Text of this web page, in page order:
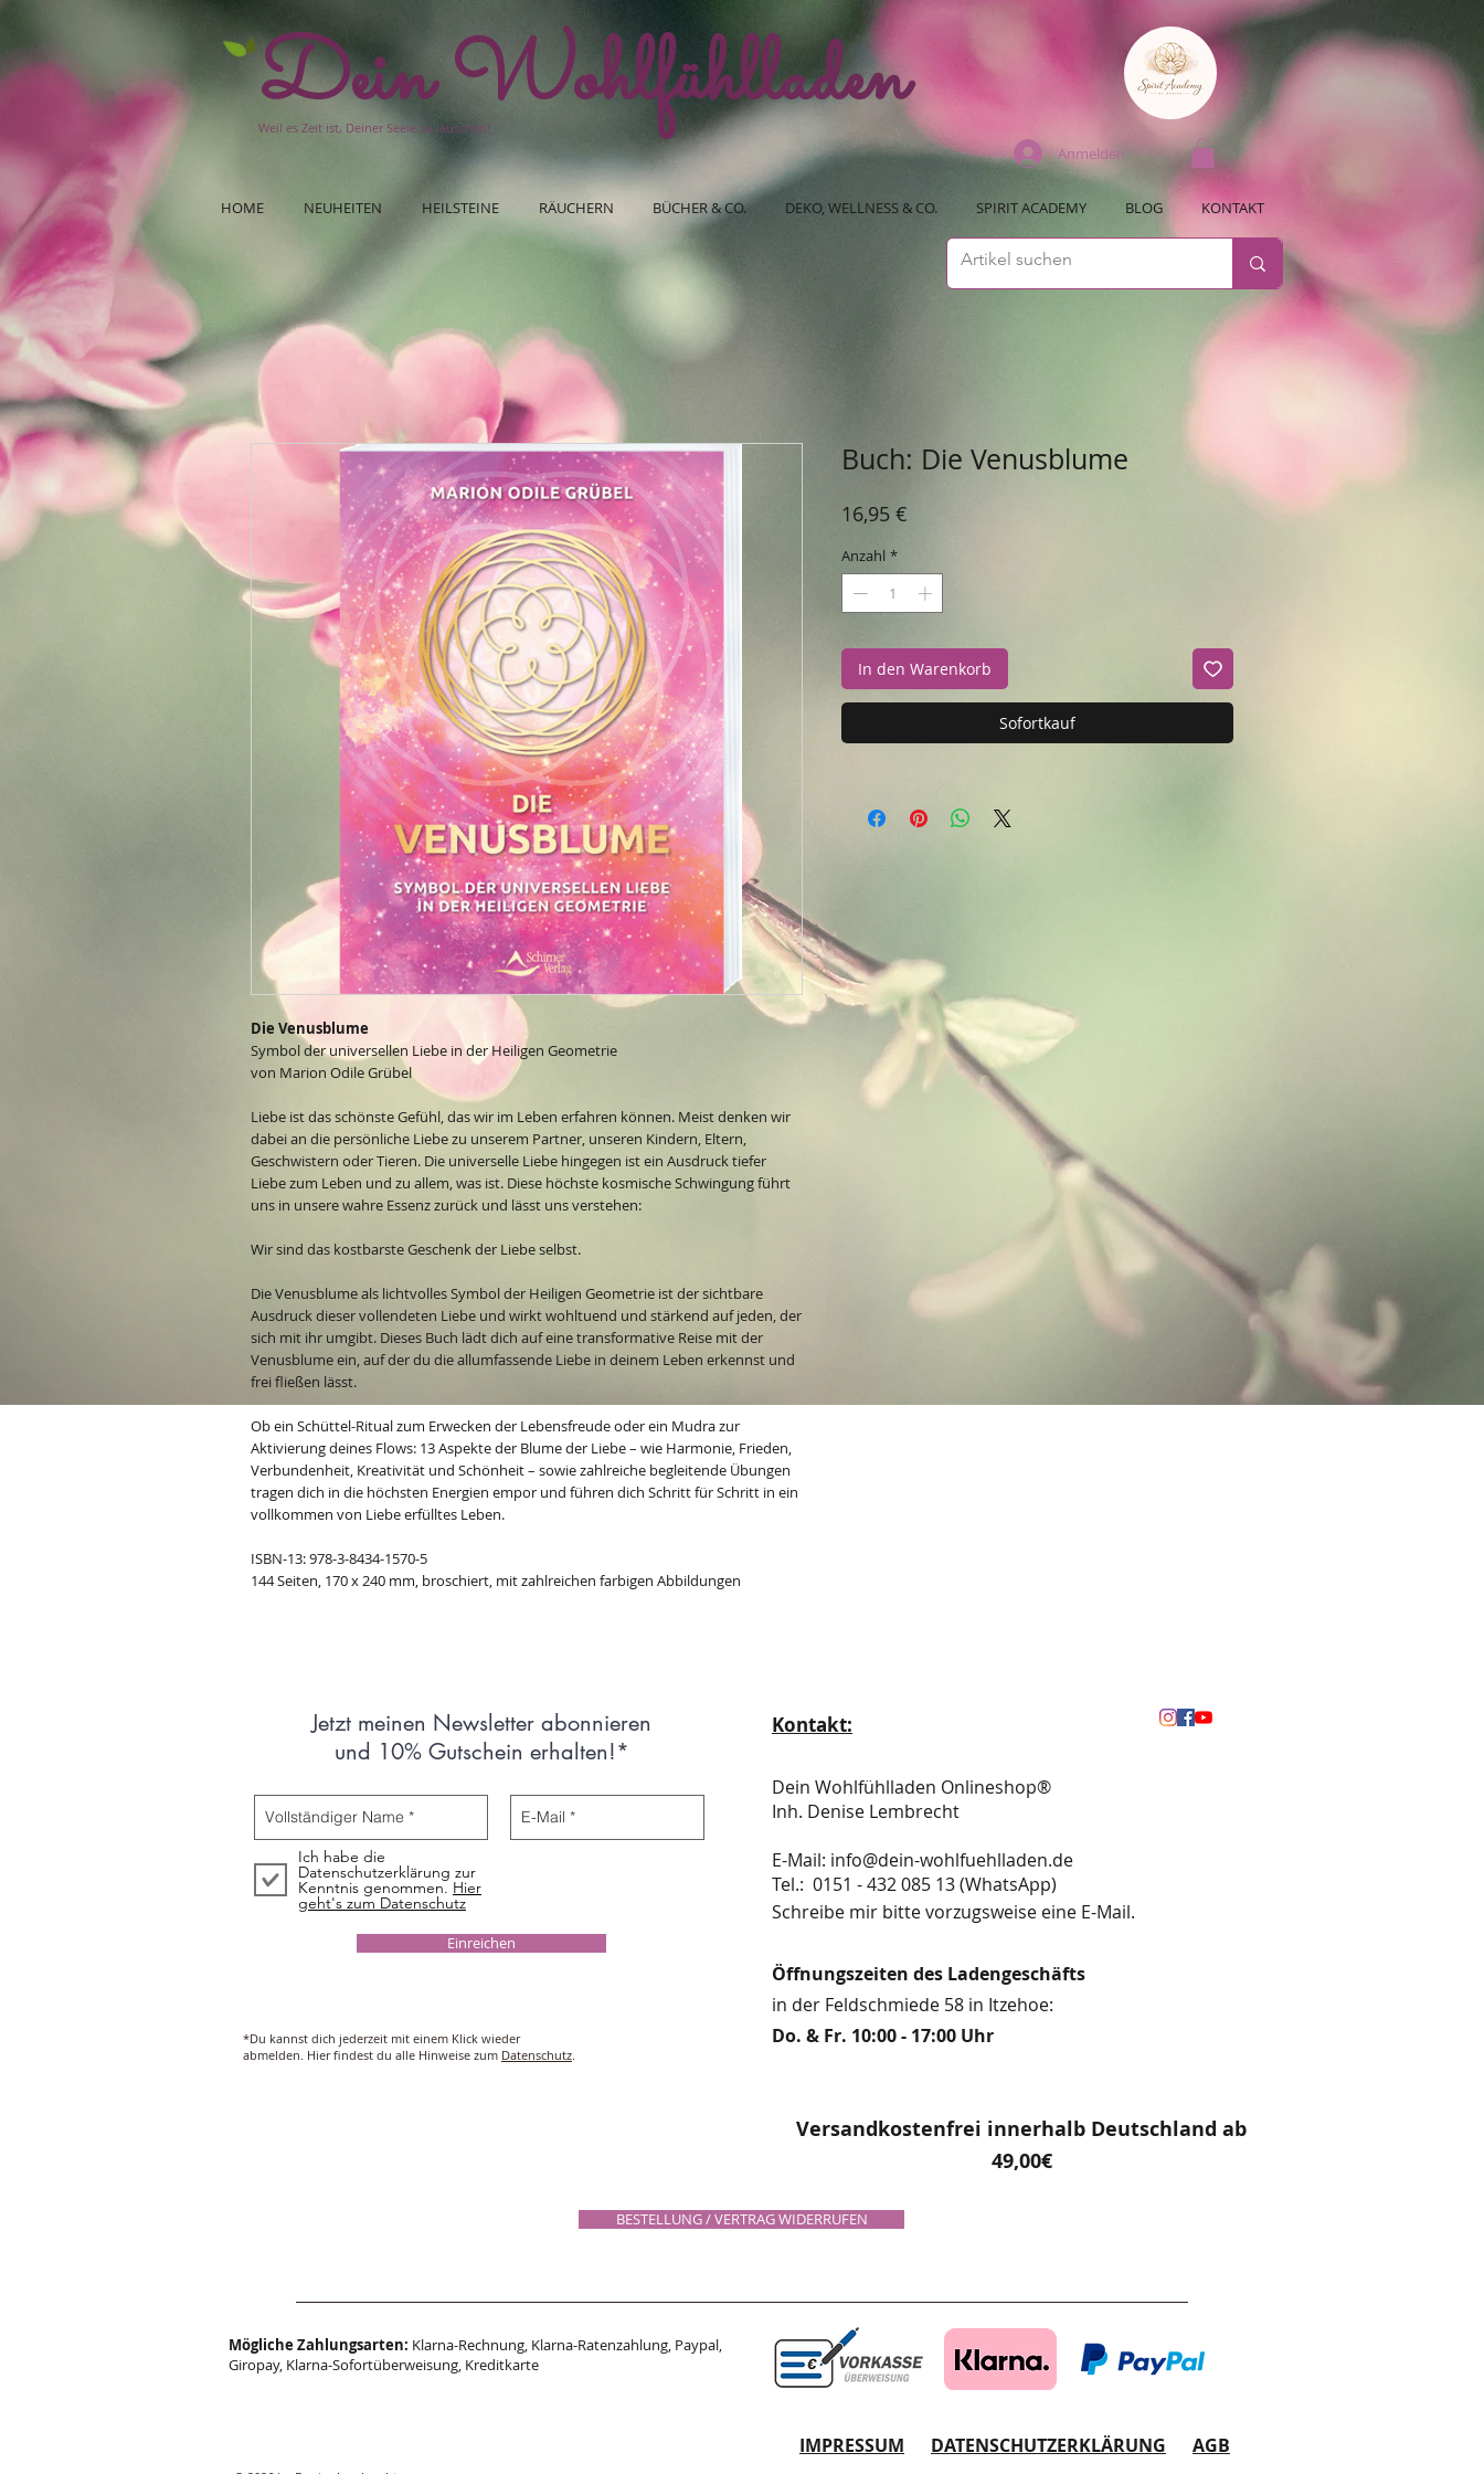
Dein Wohlfühlladen
Weil es Zeit ist, Deiner Seele zu lauschen!
Anmelden
HOME NEUHEITEN HEILSTEINE RÄUCHERN BÜCHER & CO. DEKO, WELLNESS & CO. SPIRIT ACADEMY BLOG KONTAKT
Die Venusblume
Symbol der universellen Liebe in der Heiligen Geometrie
von Marion Odile Grübel
Liebe ist das schönste Gefühl, das wir im Leben erfahren können. Meist denken wir
dabei an die persönliche Liebe zu unserem Partner, unseren Kindern, Eltern,
Geschwistern oder Tieren. Die universelle Liebe hingegen ist ein Ausdruck tiefer
Liebe zum Leben und zu allem, was ist. Diese höchste kosmische Schwingung führt
uns in unsere wahre Essenz zurück und lässt uns verstehen:
Wir sind das kostbarste Geschenk der Liebe selbst.
Die Venusblume als lichtvolles Symbol der Heiligen Geometrie ist der sichtbare
Ausdruck dieser vollendeten Liebe und wirkt wohltuend und stärkend auf jeden, der
sich mit ihr umgibt. Dieses Buch lädt dich auf eine transformative Reise mit der
Venusblume ein, auf der du die allumfassende Liebe in deinem Leben erkennst und
frei fließen lässt.
Ob ein Schüttel-Ritual zum Erwecken der Lebensfreude oder ein Mudra zur
Aktivierung deines Flows: 13 Aspekte der Blume der Liebe – wie Harmonie, Frieden,
Verbundenheit, Kreativität und Schönheit – sowie zahlreiche begleitende Übungen
tragen dich in die höchsten Energien empor und führen dich Schritt für Schritt in ein
vollkommen von Liebe erfülltes Leben.
ISBN-13: 978-3-8434-1570-5
144 Seiten, 170 x 240 mm, broschiert, mit zahlreichen farbigen Abbildungen
Buch: Die Venusblume
16,95 €
Anzahl *
In den Warenkorb
Sofortkauf
Jetzt meinen Newsletter abonnieren
und 10% Gutschein erhalten!*
Ich habe die
Datenschutzerklärung zur
Kenntnis genommen. Hier
geht's zum Datenschutz
Einreichen
*Du kannst dich jederzeit mit einem Klick wieder
abmelden. Hier findest du alle Hinweise zum Datenschutz.
Kontakt:
Dein Wohlfühlladen Onlineshop®
Inh. Denise Lembrecht
E-Mail: info@dein-wohlfuehlladen.de
​​​​​​​​​​​​​​​​​​​​Tel.: 0151 - 432 085 13 (WhatsApp)
Schreibe mir bitte vorzugsweise eine E-Mail.
Öffnungszeiten des Ladengeschäfts
in der Feldschmiede 58 in Itzehoe:
Do. & Fr. 10:00 - 17:00 Uhr
Versandkostenfrei innerhalb Deutschland ab
49,00€
BESTELLUNG / VERTRAG WIDERRUFEN
Mögliche Zahlungsarten: Klarna-Rechnung, Klarna-Ratenzahlung, Paypal,
Giropay, Klarna-Sofortüberweisung, Kreditkarte
IMPRESSUM DATENSCHUTZERKLÄRUNG AGB